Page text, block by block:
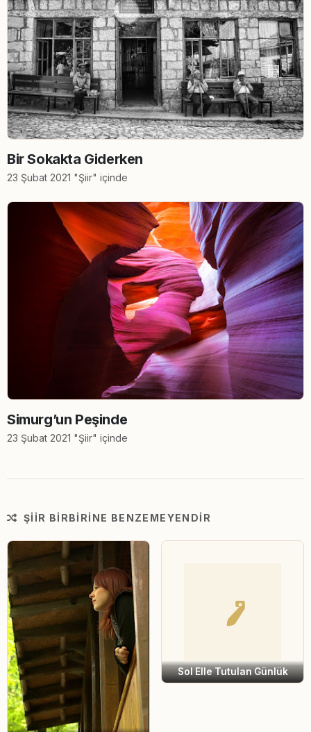
Bir Sokakta Giderken
23 Şubat 2021 "Şiir" içinde
Simurg’un Peşinde
23 Şubat 2021 "Şiir" içinde
ŞIIR BIRBIRINE BENZEMEYENDIR
Sol Elle Tutulan Günlük